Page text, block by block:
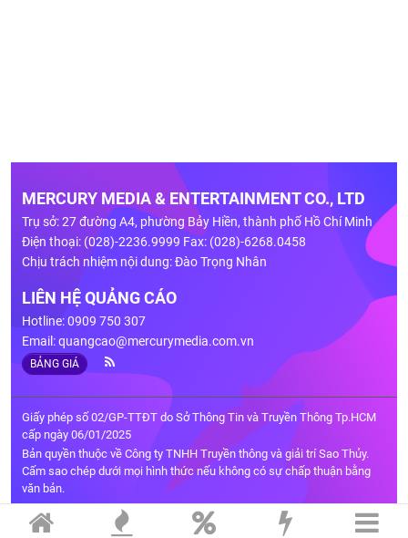
MERCURY MEDIA & ENTERTAINMENT CO., LTD
Trụ sở: 27 đường A4, phường Bảy Hiền, thành phố Hồ Chí Minh
Điện thoại: (028)-2236.9999 Fax: (028)-6268.0458
Chịu trách nhiệm nội dung: Đào Trọng Nhân
LIÊN HỆ QUẢNG CÁO
Hotline: 0909 750 307
Email:quangcao@mercurymedia.com.vn
BẢNG GIÁ
Giấy phép số 02/GP-TTĐT do Sở Thông Tin và Truyền Thông Tp.HCM
cấp ngày 06/01/2025
Bản quyền thuộc về Công ty TNHH Truyền thông và giải trí Sao Thủy.
Cấm sao chép dưới mọi hình thức nếu không có sự chấp thuận bằng
văn bản.